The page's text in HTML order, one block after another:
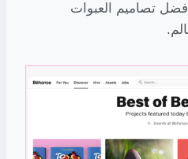
تصاميم العبوات